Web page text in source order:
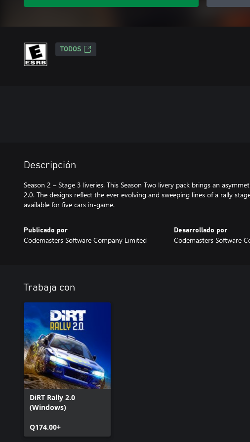
TODOS
Descripción
Season 2 – Stage 3 liveries. This Season Two livery pack brings an
2.0. The designs reflect the ever evolving and sweeping lines of a rally
available for five cars in-game.
Publicado por
Codemasters Software Company Limited
Desarrollado por
Codemasters Software
Trabaja con
DiRT Rally 2.0
(Windows)
Q174.00+